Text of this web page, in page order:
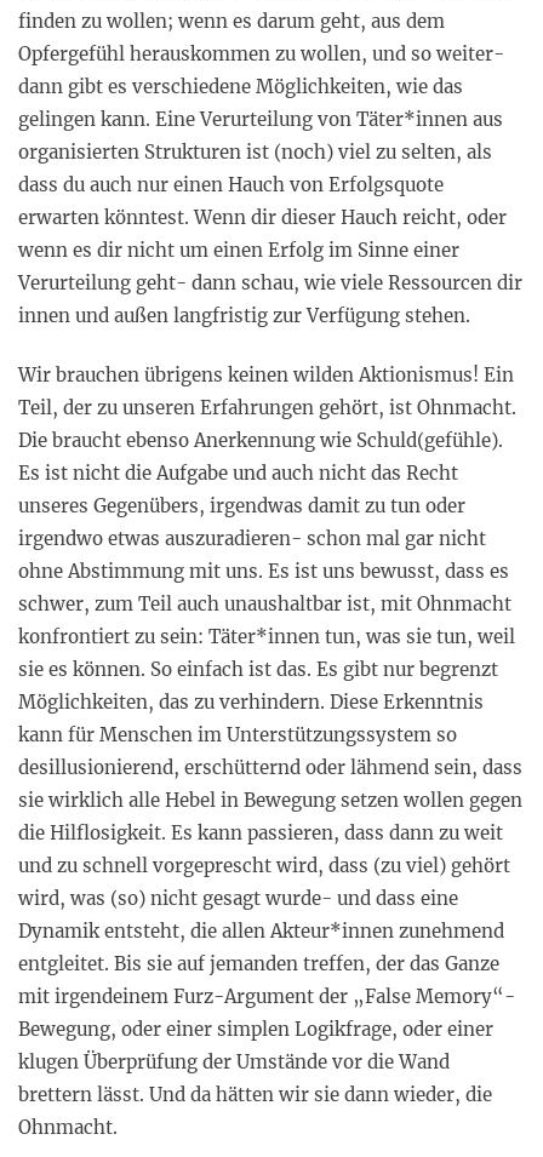
finden zu wollen; wenn es darum geht, aus dem
Opfergefühl herauskommen zu wollen, und so weiter-
dann gibt es verschiedene Möglichkeiten, wie das
gelingen kann. Eine Verurteilung von Täter*innen aus
organisierten Strukturen ist (noch) viel zu selten, als
dass du auch nur einen Hauch von Erfolgsquote
erwarten könntest. Wenn dir dieser Hauch reicht, oder
wenn es dir nicht um einen Erfolg im Sinne einer
Verurteilung geht- dann schau, wie viele Ressourcen dir
innen und außen langfristig zur Verfügung stehen.
Wir brauchen übrigens keinen wilden Aktionismus! Ein
Teil, der zu unseren Erfahrungen gehört, ist Ohnmacht.
Die braucht ebenso Anerkennung wie Schuld(gefühle).
Es ist nicht die Aufgabe und auch nicht das Recht
unseres Gegenübers, irgendwas damit zu tun oder
irgendwo etwas auszuradieren- schon mal gar nicht
ohne Abstimmung mit uns. Es ist uns bewusst, dass es
schwer, zum Teil auch unaushaltbar ist, mit Ohnmacht
konfrontiert zu sein: Täter*innen tun, was sie tun, weil
sie es können. So einfach ist das. Es gibt nur begrenzt
Möglichkeiten, das zu verhindern. Diese Erkenntnis
kann für Menschen im Unterstützungssystem so
desillusionierend, erschütternd oder lähmend sein, dass
sie wirklich alle Hebel in Bewegung setzen wollen gegen
die Hilflosigkeit. Es kann passieren, dass dann zu weit
und zu schnell vorgeprescht wird, dass (zu viel) gehört
wird, was (so) nicht gesagt wurde- und dass eine
Dynamik entsteht, die allen Akteur*innen zunehmend
entgleitet. Bis sie auf jemanden treffen, der das Ganze
mit irgendeinem Furz-Argument der „False Memory“-
Bewegung, oder einer simplen Logikfrage, oder einer
klugen Überprüfung der Umstände vor die Wand
brettern lässt. Und da hätten wir sie dann wieder, die
Ohnmacht.